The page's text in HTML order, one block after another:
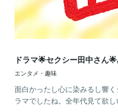
ドラマ🌟セクシー田中さん
エンタメ・趣味
面白かったし心に染みるし響
ラマでしたね。全年代見て欲